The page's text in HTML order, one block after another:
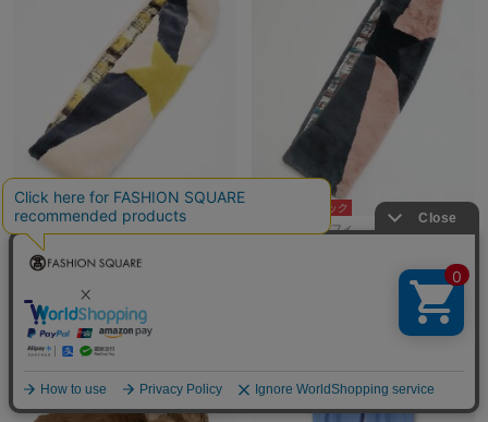
Fil D’araignee（フィ…
¥5,500
5％ポイントバック
Fil D’araignee（フィ…